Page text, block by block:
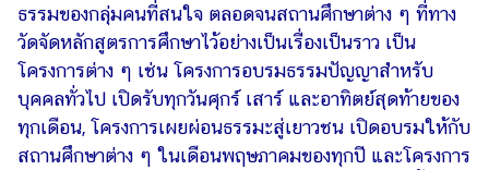
ธรรมของกลุ่มคนที่สนใจ ตลอดจนสถานศึกษาต่าง ๆ ที่ทาง
วัดจัดหลักสูตรการศึกษาไว้อย่างเป็นเรื่องเป็นราว เป็น
โครงการต่าง ๆ เช่น โครงการอบรมธรรมปัญญาสำหรับ
บุคคลทั่วไป เปิดรับทุกวันศุกร์ เสาร์ และอาทิตย์สุดท้ายของ
ทุกเดือน, โครงการเผยผ่อนธรรมะสู่เยาวชน เปิดอบรมให้กับ
สถานศึกษาต่าง ๆ ในเดือนพฤษภาคมของทุกปี และโครงการ